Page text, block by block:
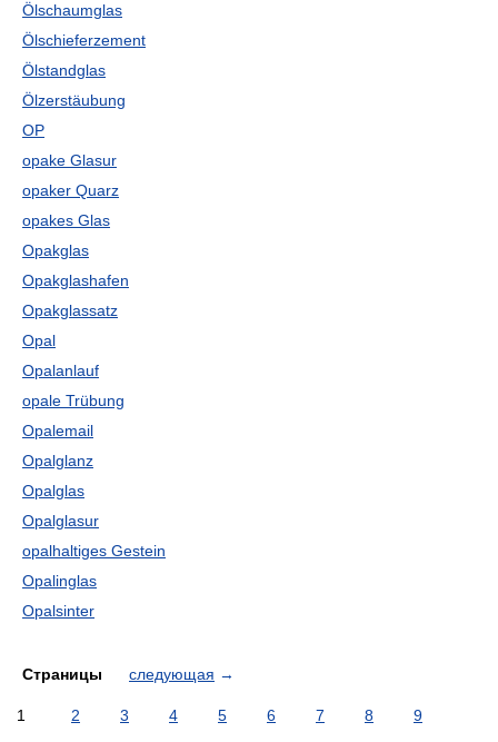
Ölschaumglas
Ölschieferzement
Ölstandglas
Ölzerstäubung
OP
opake Glasur
opaker Quarz
opakes Glas
Opakglas
Opakglashafen
Opakglassatz
Opal
Opalanlauf
opale Trübung
Opalemail
Opalglanz
Opalglas
Opalglasur
opalhaltiges Gestein
Opalinglas
Opalsinter
Страницы следующая →
1 2 3 4 5 6 7 8 9